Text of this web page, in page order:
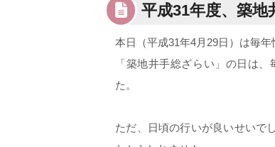
平成31年度、築地
本日（平成31年4月29日）は毎
「築地井手総ざらい」の日は
た。
ただ、日頃の行いが良いせいで